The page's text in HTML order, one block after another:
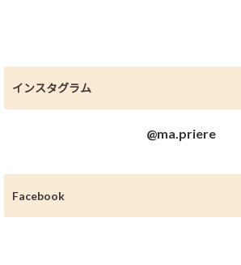
インスタグラム
@ma.priere
Facebook